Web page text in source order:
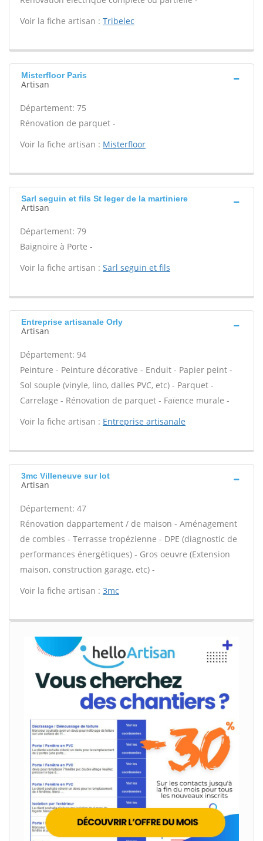
Voir la fiche artisan : Tribelec
Misterfloor Paris
Artisan
Département: 75
Rénovation de parquet -
Voir la fiche artisan : Misterfloor
Sarl seguin et fils St leger de la martiniere
Artisan
Département: 79
Baignoire à Porte -
Voir la fiche artisan : Sarl seguin et fils
Entreprise artisanale Orly
Artisan
Département: 94
Peinture - Peinture décorative - Enduit - Papier peint -
Sol souple (vinyle, lino, dalles PVC, etc) - Parquet -
Carrelage - Rénovation de parquet - Faïence murale -
Voir la fiche artisan : Entreprise artisanale
3mc Villeneuve sur lot
Artisan
Département: 47
Rénovation dappartement / de maison - Aménagement
de combles - Terrasse tropézienne - DPE (diagnostic de
performances énergétiques) - Gros oeuvre (Extension
maison, construction garage, etc) -
Voir la fiche artisan : 3mc